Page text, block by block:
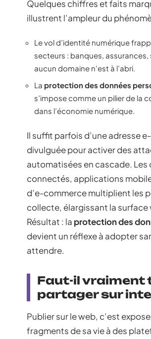
Quelques chiffres et faits
illustrent l’ampleur du
Le vol d’identité numérique
secteurs : banques, assurances,
aucun domaine n’est à l’abri.
La protection des données
s’impose comme un pilier de la
dans l’économie numérique.
Il suffit parfois d’une adresse
divulguée pour activer des
automatisées en cascade. Les
connectés, applications
d’e-commerce multiplient les
collecte, élargissant la surface
Résultat : la protection des
devient un réflexe à adopter
attendre.
Faut-il vraiment
partager sur
Publier sur le web, c’est
fragments de sa vie à des